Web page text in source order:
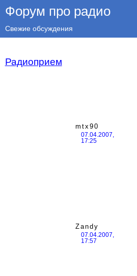
Форум про радио
Свежие обсуждения
Радиоприем
mtx90
07.04.2007,
17:25
Zandy
07.04.2007,
17:57